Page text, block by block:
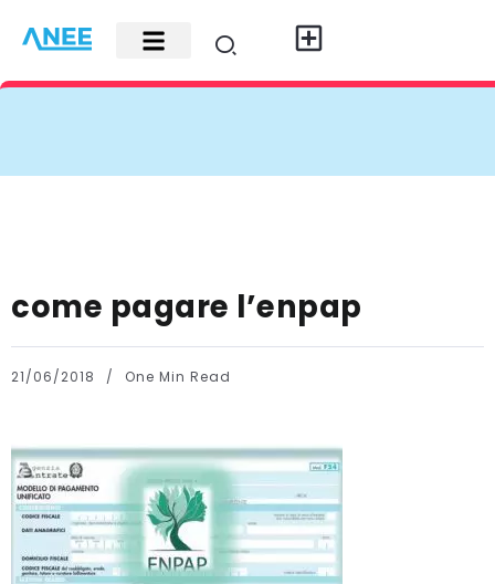
come pagare l’enpap
21/06/2018 One Min Read